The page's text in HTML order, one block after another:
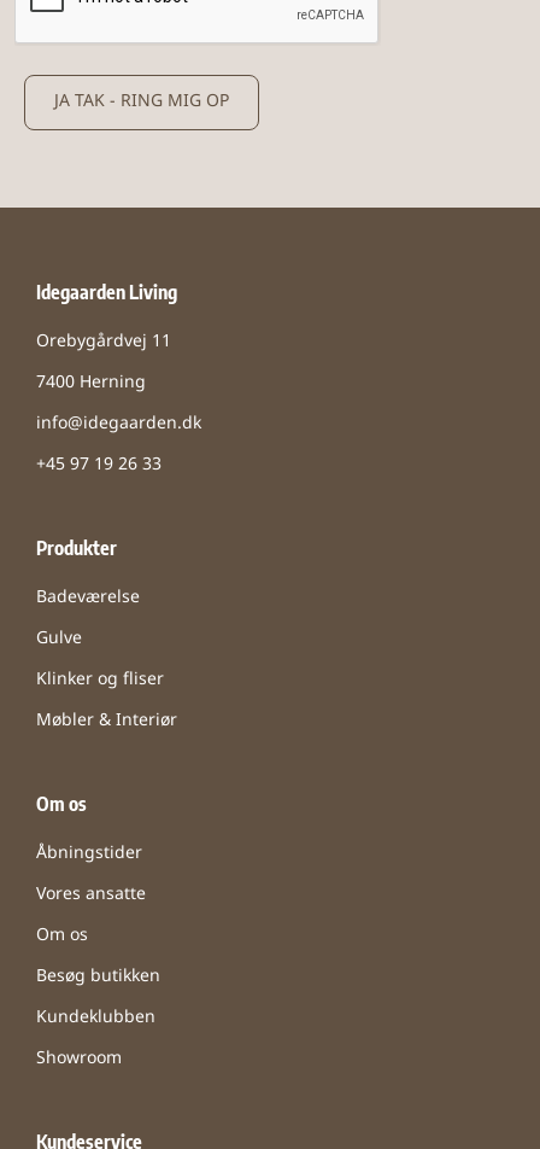
JA TAK - RING MIG OP
Idegaarden Living
Orebygårdvej 11
7400 Herning
info@idegaarden.dk
+45 97 19 26 33
Produkter
Badeværelse
Gulve
Klinker og fliser
Møbler & Interiør
Om os
Åbningstider
Vores ansatte
Om os
Besøg butikken
Kundeklubben
Showroom
Kundeservice